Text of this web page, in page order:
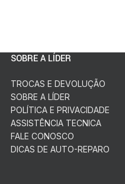
SOBRE A LÍDER
TROCAS E DEVOLUÇÃO
SOBRE A LÍDER
POLÍTICA E PRIVACIDADE
ASSISTÊNCIA TECNICA
FALE CONOSCO
DICAS DE AUTO-REPARO